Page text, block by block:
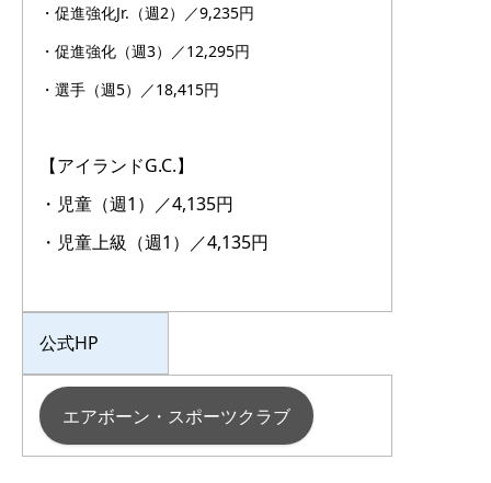
・促進強化Jr.（週2）／9,235円
・促進強化（週3）／12,295円
・選手（週5）／18,415円
【アイランドG.C.】
・児童（週1）／4,135円
・児童上級（週1）／4,135円
公式HP
エアボーン・スポーツクラブ